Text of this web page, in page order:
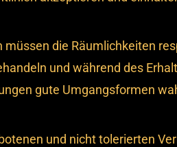
müssen die Räumlichkeiten
und während des
gute Umgangsformen
und nicht tolerierten